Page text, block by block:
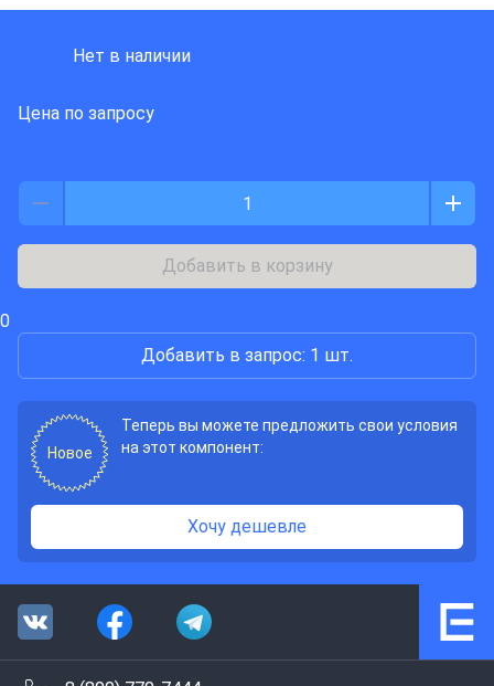
Нет в наличии
Цена по запросу
Добавить в корзину
0
Добавить в запрос: 1 шт.
Новое
Теперь вы можете предложить свои условия
на этот компонент:
Хочу дешевле